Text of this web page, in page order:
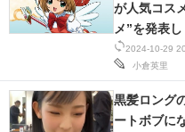
2024-10-29
小倉英里
が人気コス
メ”を発表
黒髪ロング
ートボブに